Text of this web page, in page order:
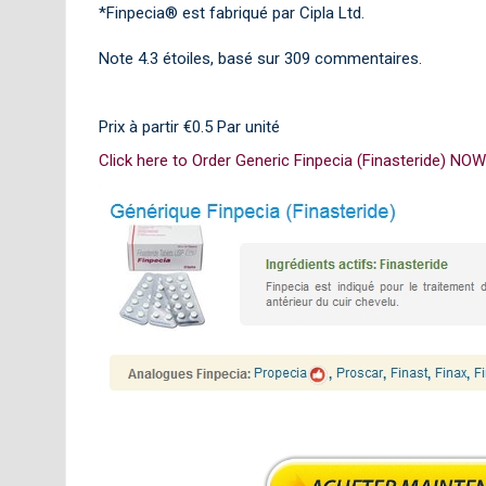
*Finpecia® est fabriqué par Cipla Ltd.
Note 4.3 étoiles, basé sur 309 commentaires.
Prix à partir €0.5Par unité
Click here to Order Generic Finpecia (Finasteride)